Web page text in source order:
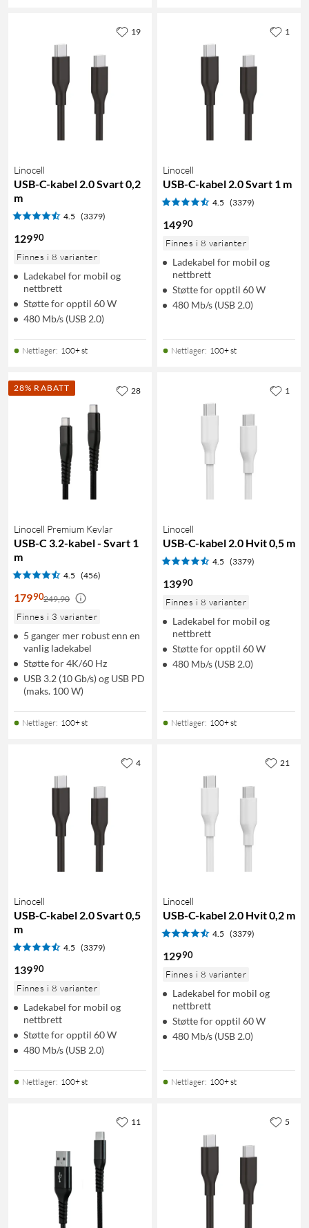
Linocell
USB-C-kabel 2.0 Svart 0,2
m
4.5 (3379)
12990
Finnes i 8 varianter
Ladekabel for mobil og
nettbrett
Støtte for opptil 60 W
480 Mb/s (USB 2.0)
Nettlager: 100+ st
19
Linocell
USB-C-kabel 2.0 Svart 1 m
4.5 (3379)
14990
Finnes i 8 varianter
Ladekabel for mobil og
nettbrett
Støtte for opptil 60 W
480 Mb/s (USB 2.0)
Nettlager: 100+ st
1
28% RABATT
Linocell Premium Kevlar
USB-C 3.2-kabel - Svart 1
m
4.5 (456)
17990249,90
Finnes i 3 varianter
5 ganger mer robust enn en
vanlig ladekabel
Støtte for 4K/60 Hz
USB 3.2 (10 Gb/s) og USB PD
(maks. 100 W)
Nettlager: 100+ st
28
Linocell
USB-C-kabel 2.0 Hvit 0,5 m
4.5 (3379)
13990
Finnes i 8 varianter
Ladekabel for mobil og
nettbrett
Støtte for opptil 60 W
480 Mb/s (USB 2.0)
Nettlager: 100+ st
1
Linocell
USB-C-kabel 2.0 Svart 0,5
m
4.5 (3379)
13990
Finnes i 8 varianter
Ladekabel for mobil og
nettbrett
Støtte for opptil 60 W
480 Mb/s (USB 2.0)
Nettlager: 100+ st
4
Linocell
USB-C-kabel 2.0 Hvit 0,2 m
4.5 (3379)
12990
Finnes i 8 varianter
Ladekabel for mobil og
nettbrett
Støtte for opptil 60 W
480 Mb/s (USB 2.0)
Nettlager: 100+ st
21
11 5